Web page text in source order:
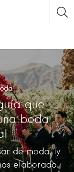
que
boda
de moda, ¡y
elaborado